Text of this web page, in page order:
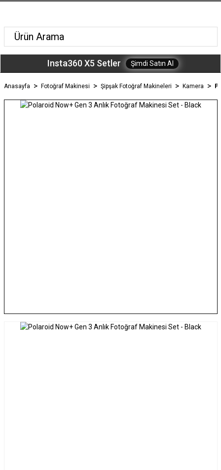
Insta360 X5 Setler Şimdi Satın Al
Anasayfa Fotoğraf Makinesi Şipşak Fotoğraf Makineleri Kamera